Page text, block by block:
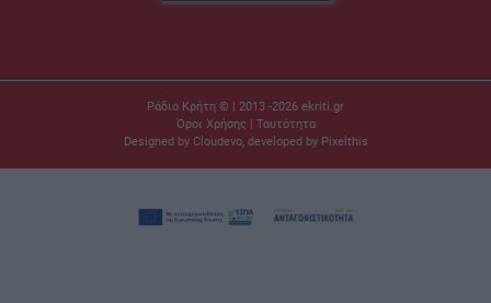
Ράδιο Κρήτη © | 2013 -2026 ekriti.gr
Όροι Χρήσης
Ταυτότητα
Designed by Cloudevo, developed by Pixelthis